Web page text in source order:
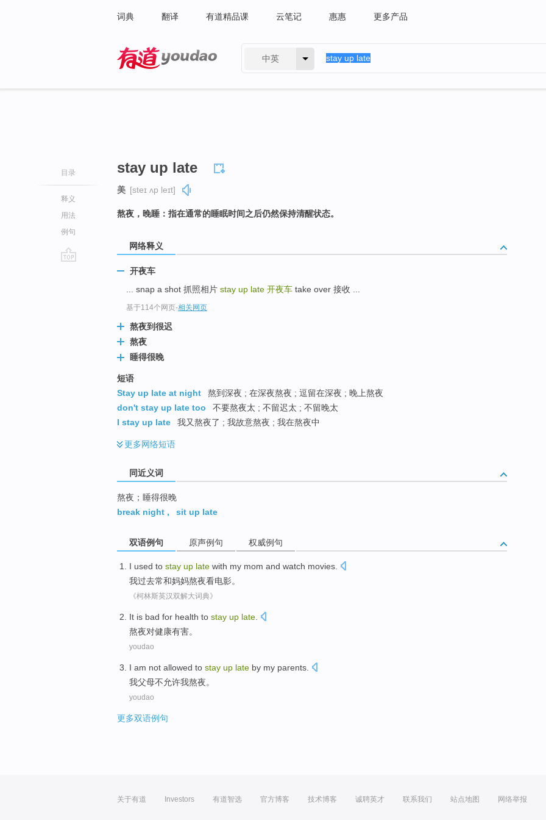
词典 翻译 有道精品课 云笔记 惠惠 更多产品
中英
目录
释义
用法
例句
stay up late
美 [steɪ ʌp leɪt]
熬夜，晚睡：指在通常的睡眠时间之后仍然保持清醒状态。
网络释义
开夜车
... snap a shot 抓照相片 stay up late 开夜车 take over 接收 ...
基于114个网页-相关网页
熬夜到很迟
熬夜
睡得很晚
短语
Stay up late at night
熬到深夜 ; 在深夜熬夜 ; 逗留在深夜 ; 晚上熬夜
don't stay up late too
不要熬夜太 ; 不留迟太 ; 不留晚太
I stay up late
我又熬夜了 ; 我故意熬夜 ; 我在熬夜中
更多网络短语
同近义词
熬夜；睡得很晚
break night , sit up late
双语例句 原声例句 权威例句
I used to stay up late with my mom and watch movies.
我过去常和妈妈熬夜看电影。
《柯林斯英汉双解大词典》
It is bad for health to stay up late
熬夜对健康有害。
youdao
I am not allowed to stay up late by my parents.
我父母不允许我熬夜。
youdao
更多双语例句
关于有道 Investors 有道智选 官方博客 技术博客 诚聘英才 联系我们 站点地图 网络举报